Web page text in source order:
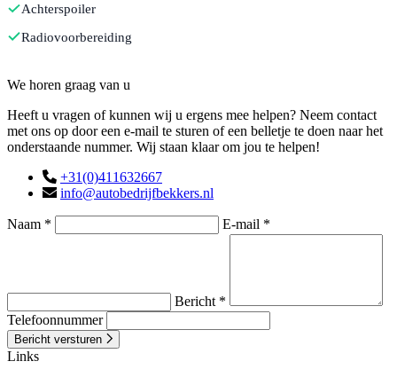
Achterspoiler
Radiovoorbereiding
We horen graag van u
Heeft u vragen of kunnen wij u ergens mee helpen? Neem contact
met ons op door een e-mail te sturen of een belletje te doen naar het
onderstaande nummer. Wij staan klaar om jou te helpen!
+31(0)411632667
info@autobedrijfbekkers.nl
Naam * E-mail *
Bericht *
Telefoonnummer
Bericht versturen
Links